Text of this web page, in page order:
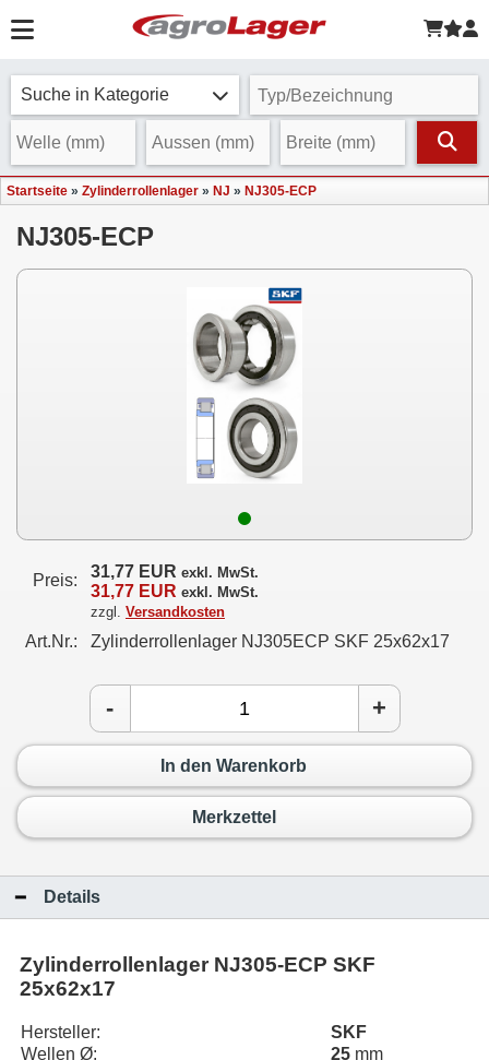
Suche in Kategorie
Startseite » Zylinderrollenlager » NJ » NJ305-ECP
NJ305-ECP
Preis: 31,77 EUR exkl. MwSt.
31,77 EUR exkl. MwSt.
zzgl. Versandkosten
Art.Nr.: Zylinderrollenlager NJ305ECP SKF 25x62x17
- +
In den Warenkorb
Merkzettel
Details
Zylinderrollenlager NJ305-ECP SKF
25x62x17
Hersteller:
SKF
Wellen Ø:
25 mm